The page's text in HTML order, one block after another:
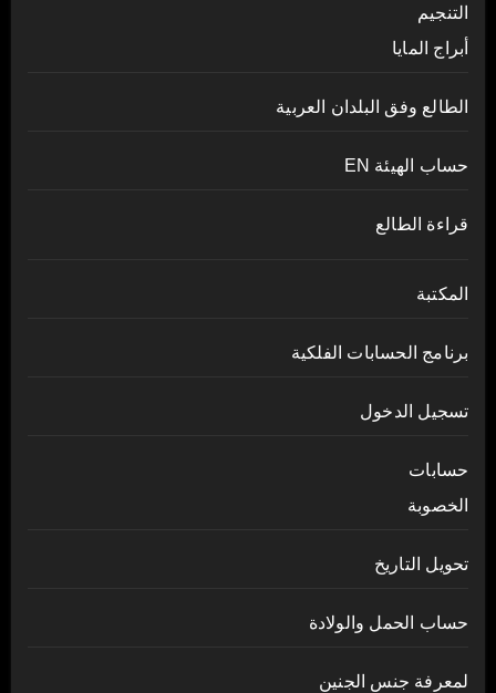
التنجيم
أبراج المايا
الطالع وفق البلدان العربية
حساب الهيئة EN
قراءة الطالع
المكتبة
برنامج الحسابات الفلكية
تسجيل الدخول
حسابات
الخصوبة
تحويل التاريخ
حساب الحمل والولادة
لمعرفة جنس الجنين